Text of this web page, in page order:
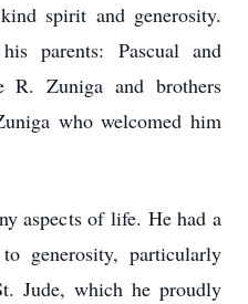
spirit and generosity.
parents: Pascual and
R. Zuniga and brothers
who welcomed him
aspects of life. He had a
generosity, particularly
Jude, which he proudly